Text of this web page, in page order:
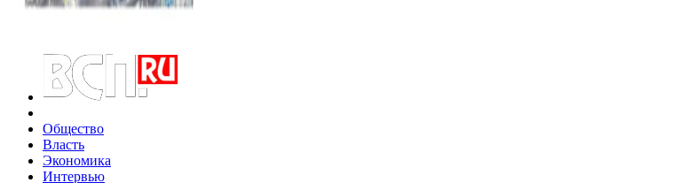
Общество
Власть
Экономика
Интервью